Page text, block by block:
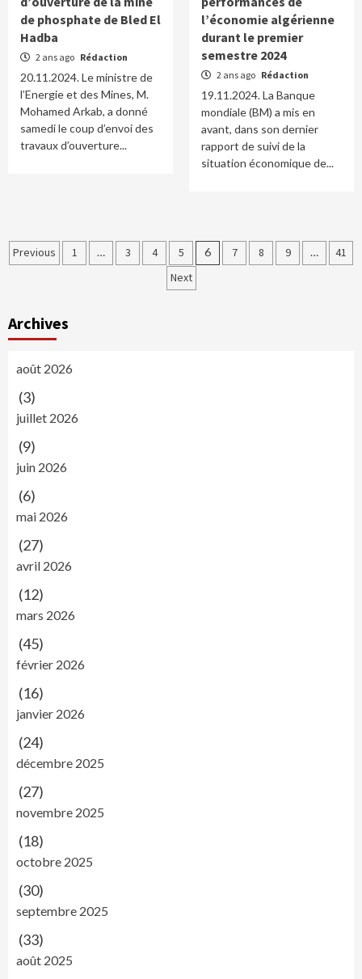
de phosphate de Bled El
Hadba
2 ans ago Rédaction
20.11.2024. Le ministre de
l’Energie et des Mines, M.
Mohamed Arkab, a donné
samedi le coup d’envoi des
travaux d’ouverture...
l’économie algérienne
durant le premier
semestre 2024
2 ans ago Rédaction
19.11.2024. La Banque
mondiale (BM) a mis en
avant, dans son dernier
rapport de suivi de la
situation économique de...
Navigation
Previous 1 … 3 4 5 6 7 8 9 …
41
Next
Archives
août 2026
(3)
juillet 2026
(9)
juin 2026
(6)
mai 2026
(27)
avril 2026
(12)
mars 2026
(45)
février 2026
(16)
janvier 2026
(24)
décembre 2025
(27)
novembre 2025
(18)
octobre 2025
(30)
septembre 2025
(33)
août 2025